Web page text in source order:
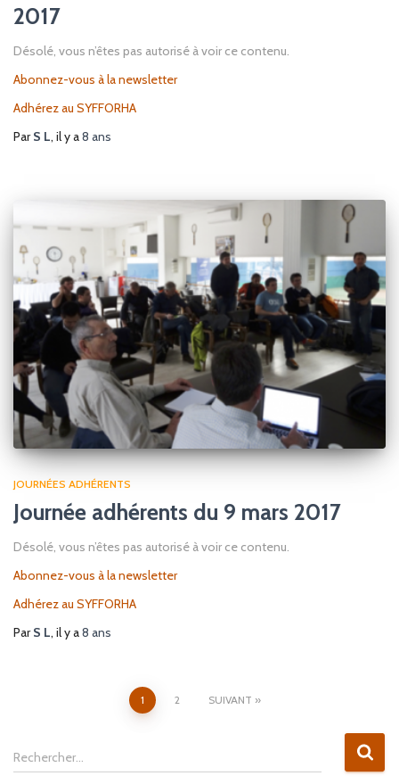
2017
Désolé, vous n’êtes pas autorisé à voir ce contenu.
Abonnez-vous à la newsletter
Adhérez au SYFFORHA
ParS L, il y a8 ans
JOURNÉES ADHÉRENTS
Journée adhérents du 9 mars 2017
Désolé, vous n’êtes pas autorisé à voir ce contenu.
Abonnez-vous à la newsletter
Adhérez au SYFFORHA
ParS L, il y a8 ans
1 2 SUIVANT
Rechercher…